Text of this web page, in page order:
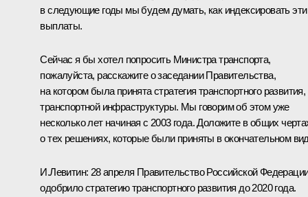
в следующие годы мы будем думать, как индексировать эти
выплаты.
Сейчас я бы хотел попросить Министра транспорта,
пожалуйста, расскажите о заседании Правительства,
на котором была принята стратегия транспортного развития,
транспортной инфраструктуры. Мы говорим об этом уже
несколько лет начиная с 2003 года. Доложите в общих
о тех решениях, которые были приняты в окончательном
И.Левитин: 28 апреля Правительство Российской
одобрило стратегию транспортного развития до 2020 года.